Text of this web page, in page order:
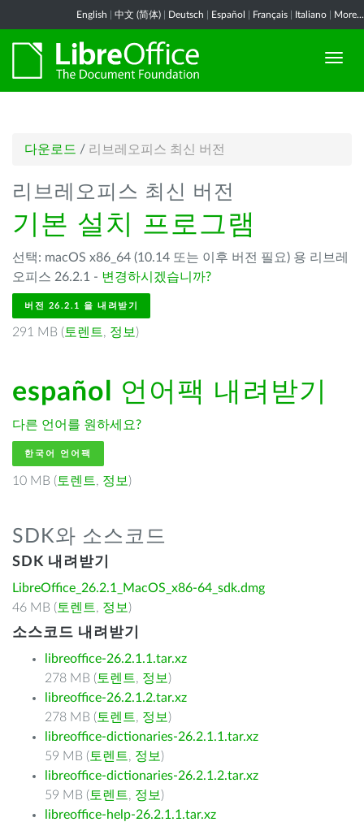
English 中文 (简体) Deutsch Español Français Italiano More...
다운로드 / 리브레오피스 최신 버전
리브레오피스 최신 버전
기본 설치 프로그램
선택: macOS x86_64 (10.14 또는 이후 버전 필요) 용 리브레
오피스 26.2.1 - 변경하시겠습니까?
버전 26.2.1 을 내려받기
291 MB ( 토렌트, 정보 )
español 언어팩 내려받기
다른 언어를 원하세요?
한국어 언어팩
10 MB ( 토렌트, 정보 )
SDK와 소스코드
SDK 내려받기
LibreOffice_26.2.1_MacOS_x86-64_sdk.dmg
46 MB ( 토렌트, 정보 )
소스코드 내려받기
libreoffice-26.2.1.1.tar.xz
278 MB ( 토렌트, 정보 )
libreoffice-26.2.1.2.tar.xz
278 MB ( 토렌트, 정보 )
libreoffice-dictionaries-26.2.1.1.tar.xz
59 MB ( 토렌트, 정보 )
libreoffice-dictionaries-26.2.1.2.tar.xz
59 MB ( 토렌트, 정보 )
libreoffice-help-26.2.1.1.tar.xz